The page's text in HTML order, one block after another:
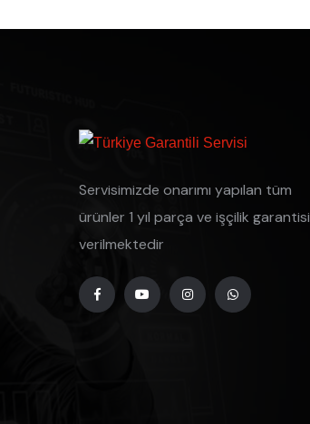
Servisimizde onarımı yapılan tüm
ürünler 1 yıl parça ve işçilik garantisi
verilmektedir